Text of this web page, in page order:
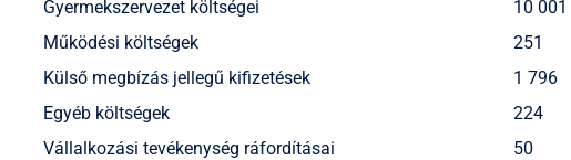
Gyermekszervezet költségei
10 001
Működési költségek
251
Külső megbízás jellegű kifizetések
1 796
Egyéb költségek
224
Vállalkozási tevékenység ráfordításai
50